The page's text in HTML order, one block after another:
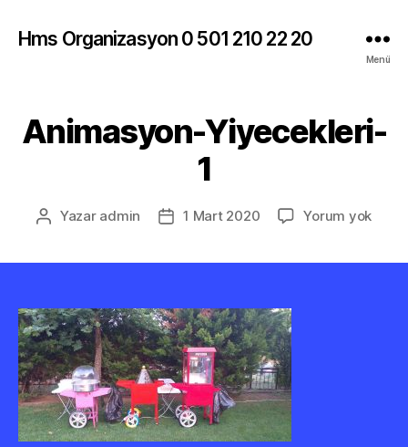
Hms Organizasyon 0 501 210 22 20
Menü
Animasyon-Yiyecekleri-
1
Yazının
Yazar admin
Yazı1 Mart 2020 Yorum yok